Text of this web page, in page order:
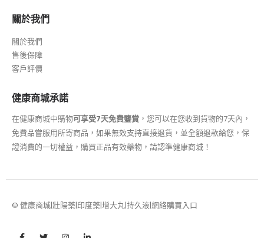
關於我們
關於我們
售後保障
客戶評價
健康商城承諾
在健康商城中購物可享受7天免費鑒賞 ，您可以在您收到貨物的7天內，
免費品嘗服用所寄商品，如果無效支持直接退貨，並全額退款給您，保
證消費的一切權益，購買正品有效藥物，請認準健康商城！
© 健康商城|壯陽藥|印度藥|增大丸|持久液|網絡購買入口